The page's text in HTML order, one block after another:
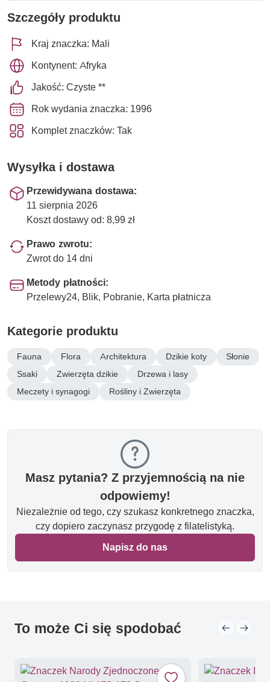
Szczegóły produktu
Kraj znaczka: Mali
Kontynent: Afryka
Jakość: Czyste **
Rok wydania znaczka: 1996
Komplet znaczków: Tak
Wysyłka i dostawa
Przewidywana dostawa:
11 sierpnia 2026
Koszt dostawy od: 8,99 zł
Prawo zwrotu:
Zwrot do 14 dni
Metody płatności:
Przelewy24, Blik, Pobranie, Karta płatnicza
Kategorie produktu
Fauna Flora Architektura Dzikie koty
Słonie
Ssaki
Zwierzęta dzikie
Drzewa i lasy
Meczety i synagogi
Rośliny i Zwierzęta
Masz pytania? Z przyjemnością na nie
odpowiemy!
Niezależnie od tego, czy szukasz konkretnego znaczka,
czy dopiero zaczynasz przygodę z filatelistyką.
Napisz do nas
To może Ci się spodobać